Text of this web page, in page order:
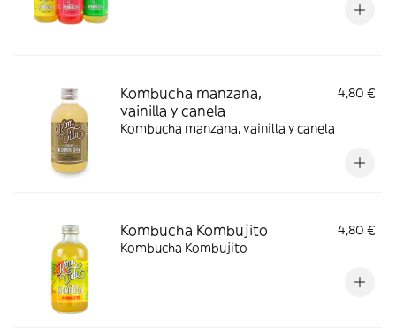
Kombucha manzana,
vainilla y canela
4,80 €
Kombucha manzana, vainilla y canela
Kombucha Kombujito
4,80 €
Kombucha Kombujito